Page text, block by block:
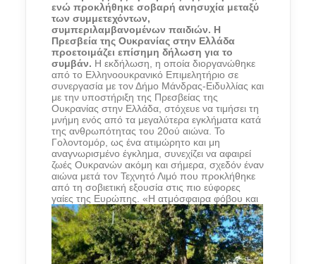
ενώ προκλήθηκε σοβαρή ανησυχία μεταξύ
των συμμετεχόντων,
συμπεριλαμβανομένων παιδιών. Η
Πρεσβεία της Ουκρανίας στην Ελλάδα
προετοιμάζει επίσημη δήλωση για το
συμβάν. Η εκδήλωση, η οποία διοργανώθηκε
από το Ελληνοουκρανικό Επιμελητήριο σε
συνεργασία με τον Δήμο Μάνδρας-Ειδυλλίας και
με την υποστήριξη της Πρεσβείας της
Ουκρανίας στην Ελλάδα, στόχευε να τιμήσει τη
μνήμη ενός από τα μεγαλύτερα εγκλήματα κατά
της ανθρωπότητας του 20ού αιώνα. Το
Γολοντομόρ, ως ένα ατιμώρητο και μη
αναγνωρισμένο έγκλημα, συνεχίζει να αφαιρεί
ζωές Ουκρανών ακόμη και σήμερα, σχεδόν έναν
αιώνα μετά τον Τεχνητό Λιμό που προκλήθηκε
από τη σοβιετική εξουσία στις πιο εύφορες
γαίες της Ευρώπης. «Η ατμόσφαιρα φόβου και